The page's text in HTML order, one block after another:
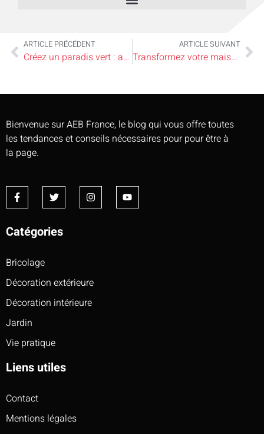
ARTICLE PRÉCÉDENT
Créez un paradis vert : astuces inattendues pour transformer votre jardin
ARTICLE SUIVANT
Transformez votre maison en oasis verte avec un jardin potager surprenant !
Bienvenue sur AEB France, le blog qui vous offre toutes
les tendances et conseils nécessaires pour pour être à
la page.
Catégories
Bricolage
Décoration extérieure
Décoration intérieure
Jardin
Vie pratique
Liens utiles
Contact
Mentions légales